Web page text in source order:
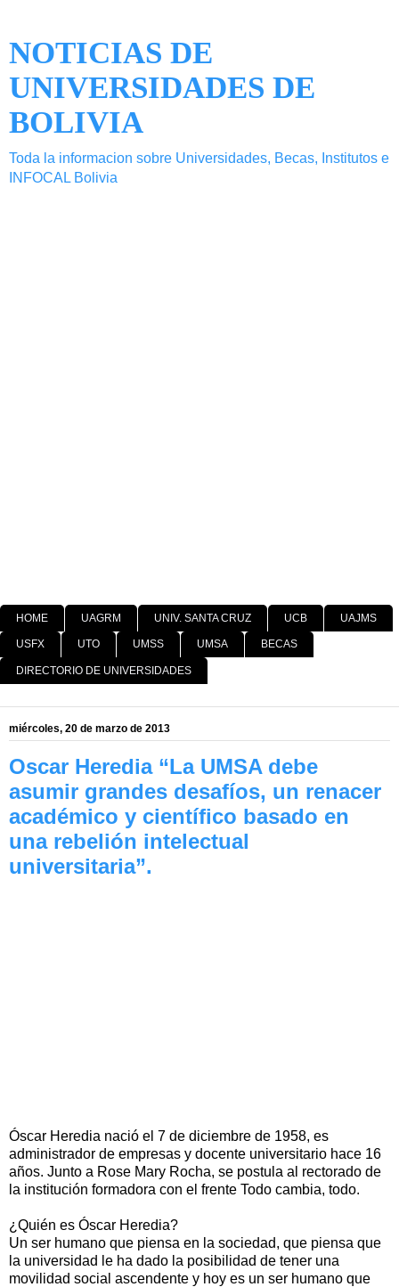
NOTICIAS DE
UNIVERSIDADES DE
BOLIVIA
Toda la informacion sobre Universidades, Becas, Institutos e
INFOCAL Bolivia
HOME UAGRM UNIV. SANTA CRUZ UCB UAJMS
USFX UTO UMSS UMSA BECAS
DIRECTORIO DE UNIVERSIDADES
miércoles, 20 de marzo de 2013
Oscar Heredia “La UMSA debe
asumir grandes desafíos, un renacer
académico y científico basado en
una rebelión intelectual
universitaria”.
Óscar Heredia nació el 7 de diciembre de 1958, es
administrador de empresas y docente universitario hace 16
años. Junto a Rose Mary Rocha, se postula al rectorado de
la institución formadora con el frente Todo cambia, todo.
¿Quién es Óscar Heredia?
Un ser humano que piensa en la sociedad, que piensa que
la universidad le ha dado la posibilidad de tener una
movilidad social ascendente y hoy es un ser humano que